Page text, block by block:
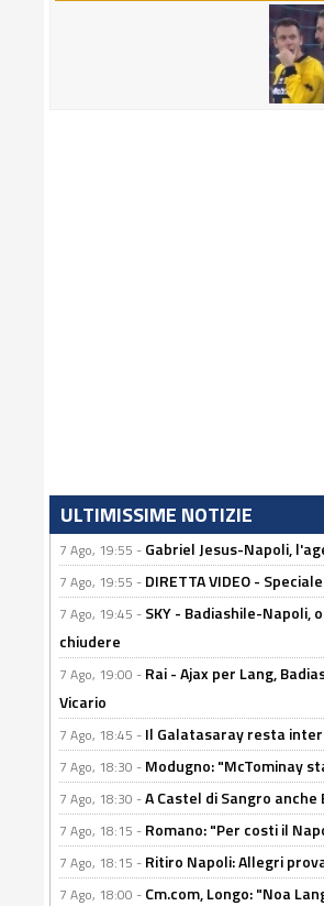
ULTIMISSIME NOTIZIE
7 Ago, 19:55 - Gabriel Jesus-Napoli,
7 Ago, 19:55 - DIRETTA VIDEO -
7 Ago, 19:45 - SKY - Badiashile-
chiudere
7 Ago, 19:00 - Rai - Ajax per Lang,
Vicario
7 Ago, 18:45 - Il Galatasaray resta
7 Ago, 18:30 - Modugno: "McTominay
7 Ago, 18:30 -A Castel di Sangro anche
7 Ago, 18:15 - Romano: "Per costi il
7 Ago, 18:15 - Ritiro Napoli: Allegri
7 Ago, 18:00 - Cm.com, Longo: "Noa